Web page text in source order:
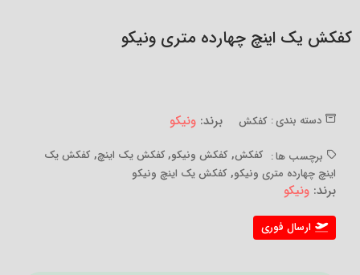
کفکش یک اینچ چهارده متری ونیکو
دسته بندی : کفکش برند: ونیکو
برچسب ها : کفکش,کفکش ونیکو,کفکش یک اینچ, کفکش یک
اینچ چهارده متری ونیکو, کفکش یک اینچ ونیکو
برند: ونیکو
ارسال فوری